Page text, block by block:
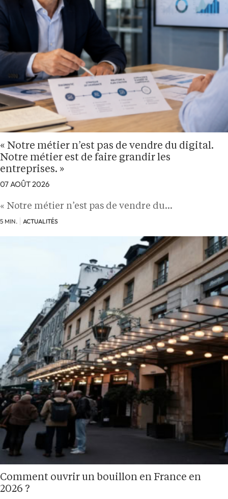
« Notre métier n’est pas de vendre du digital.
Notre métier est de faire grandir les
entreprises. »
07 AOÛT 2026
« Notre métier n’est pas de vendre du…
5 MIN. ACTUALITÉS
Comment ouvrir un bouillon en France en
2026 ?